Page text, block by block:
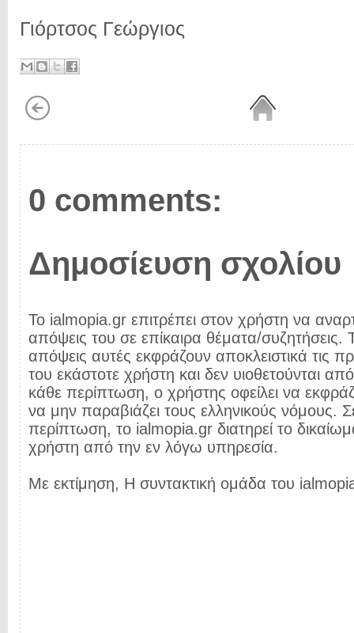
Γιόρτσος Γεώργιος
0 comments:
Δημοσίευση σχολίου
Το ialmopia.gr επιτρέπει στον χρήστη να
απόψεις του σε επίκαιρα θέματα/συζητήσεις.
απόψεις αυτές εκφράζουν αποκλειστικά τις
του εκάστοτε χρήστη και δεν υιοθετούνται
κάθε περίπτωση, ο χρήστης οφείλει να
να μην παραβιάζει τους ελληνικούς νόμους.
περίπτωση, το ialmopia.gr διατηρεί το
χρήστη από την εν λόγω υπηρεσία.
Με εκτίμηση, Η συντακτική ομάδα του